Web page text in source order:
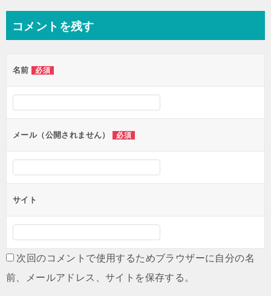
ビ
ー
シ
ン
コメントを残す
名前 必須
メール（公開されません） 必須
サイト
次回のコメントで使用するためブラウザーに自分の名
前、メールアドレス、サイトを保存する。